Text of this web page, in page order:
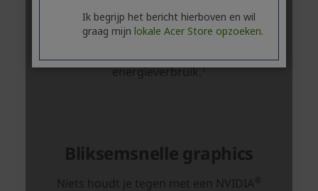
Ik begrijp het bericht hierboven en wil
graag mijn lokale Acer Store opzoeken.